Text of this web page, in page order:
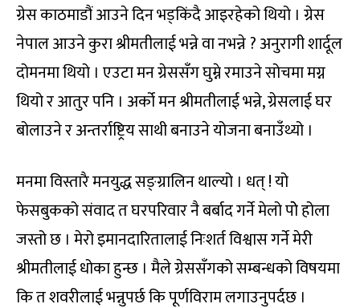
ग्रेस काठमाडौं आउने दिन भड्किंदै आइरहेको थियो । ग्रेस
नेपाल आउने कुरा श्रीमतीलाई भन्ने वा नभन्ने ? अनुरागी शार्दूल
दोमनमा थियो । एउटा मन ग्रेससँग घुम्ने रमाउने सोचमा मग्न
थियो र आतुर पनि । अर्को मन श्रीमतीलाई भन्ने, ग्रेसलाई घर
बोलाउने र अन्तर्राष्ट्रिय साथी बनाउने योजना बनाउँथ्यो ।
मनमा विस्तारै मनयुद्ध सङ्ग्रालिन थाल्यो । धत् ! यो
फेसबुकको संवाद त घरपरिवार नै बर्बाद गर्ने मेलो पोे होला
जस्तो छ । मेरो इमानदारितालाई निःशर्त विश्वास गर्ने मेरी
श्रीमतीलाई धोका हुन्छ । मैले ग्रेससँगको सम्बन्धको विषयमा
कि त शवरीलाई भन्नुपर्छ कि पूर्णविराम लगाउनुपर्दछ ।